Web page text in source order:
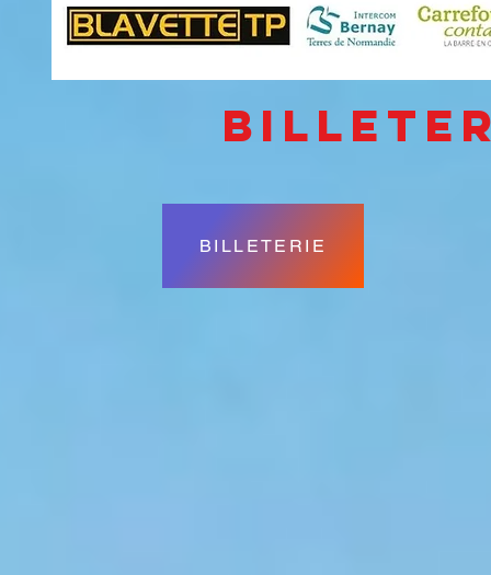
BILLETERIE